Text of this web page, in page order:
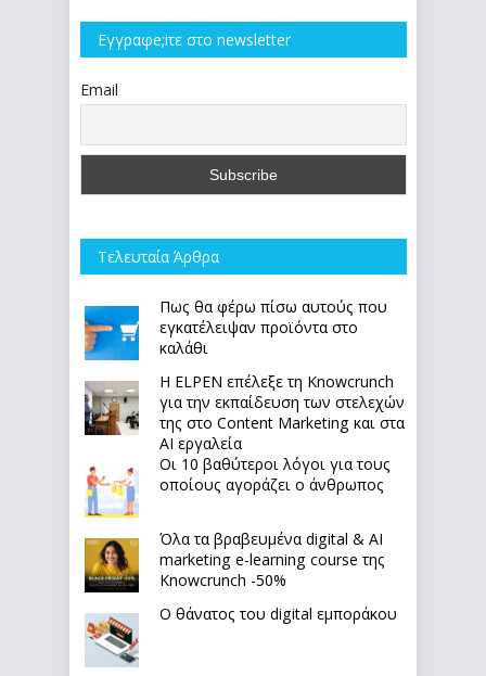
Εγγραφe;iτε στο newsletter
Email
Τελευταία Άρθρα
Πως θα φέρω πίσω αυτούς που
εγκατέλειψαν προϊόντα στο
καλάθι
Η ELPEN επέλεξε τη Knowcrunch
για την εκπαίδευση των στελεχών
της στο Content Marketing και στα
AI εργαλεία
Οι 10 βαθύτεροι λόγοι για τους
οποίους αγοράζει ο άνθρωπος
Όλα τα βραβευμένα digital & AI
marketing e-learning course της
Knowcrunch -50%
Ο θάνατος του digital εμποράκου